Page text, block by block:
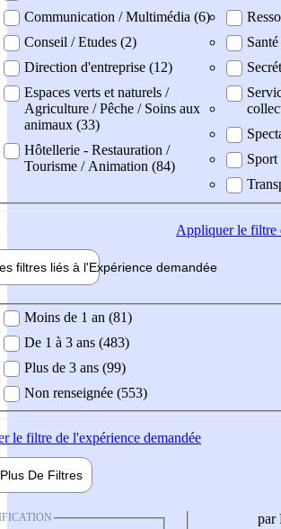
Communication / Multimédia (6)
Conseil / Etudes (2)
Direction d'entreprise (12)
Espaces verts et naturels /
Agriculture / Pêche / Soins aux
animaux (33)
Hôtellerie - Restauration /
Tourisme / Animation (84)
Sport
Appliquerle filtre
filtres liés à l'Expérience demandée
demandée
Moins de 1 an (81)
De 1 à 3 ans (483)
Plus de 3 ans (99)
Non renseignée (553)
le filtre de l'expérience demandée
Plus De Filtres
par